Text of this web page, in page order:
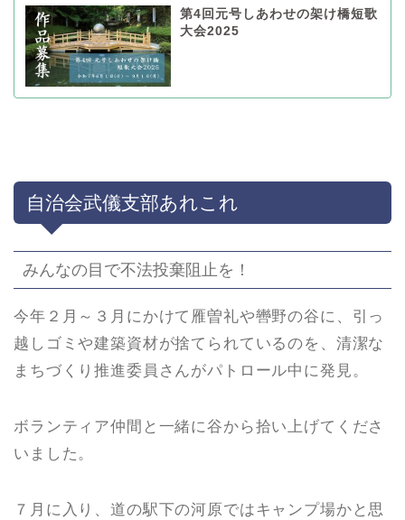
第4回元号しあわせの架け橋短歌
大会2025
自治会武儀支部あれこれ
みんなの目で不法投棄阻止を！
今年２月～３月にかけて雁曽礼や轡野の谷に、引っ
越しゴミや建築資材が捨てられているのを、清潔な
まちづくり推進委員さんがパトロール中に発見。
ボランティア仲間と一緒に谷から拾い上げてくださ
いました。
７月に入り、道の駅下の河原ではキャンプ場かと思